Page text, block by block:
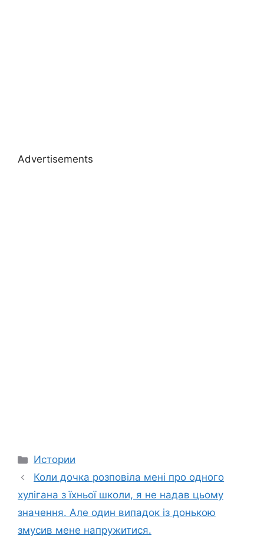
Advertisements
Categories
Истории
Коли дочка розповіла мені про одного
хулігана з їхньої школи, я не надав цьому
значення. Але один випадок із донькою
змусив мене напружитися.